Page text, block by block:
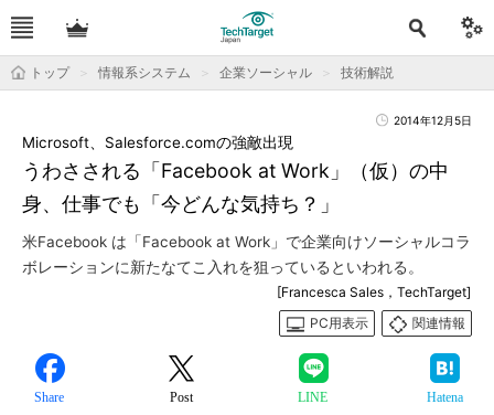
トップ 情報系システム 企業ソーシャル 技術解説
2014年12月5日
うわさされる「Facebook at Work」（仮）の中
身、仕事でも「今どんな気持ち？」
Microsoft、Salesforce.comの強敵出現
米Facebook は「Facebook at Work」で企業向けソーシャルコラ
ボレーションに新たなてこ入れを狙っているといわれる。
[Francesca Sales，TechTarget]
PC用表示
関連情報
Share Post LINE Hatena